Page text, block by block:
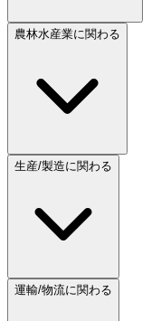
農林水産業に関わる
生産/製造に関わる
運輸/物流に関わる